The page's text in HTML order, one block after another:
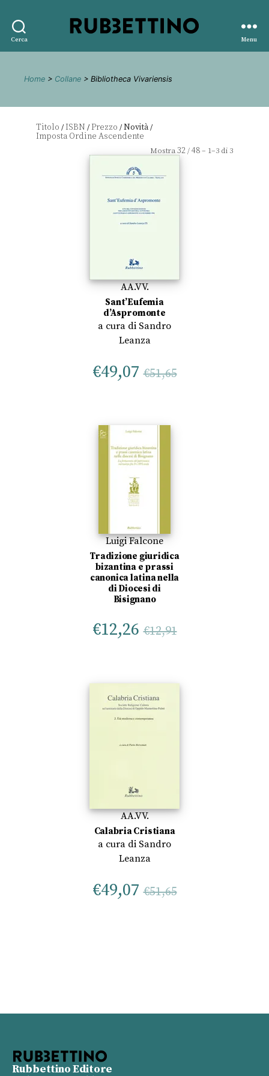
Cerca
editore
Menu
Home > Collane > Bibliotheca Vivariensis
Titolo /ISBN /Prezzo /Novità/
Mostra32/48– 1–3 di 3
AA.VV.
Sant’Eufemia
d’Aspromonte
a cura di Sandro
Leanza
€49,07 €51,65
Luigi Falcone
Tradizione giuridica
bizantina e prassi
canonica latina nella
di Diocesi di
Bisignano
€12,26 €12,91
AA.VV.
Calabria Cristiana
a cura di Sandro
Leanza
€49,07 €51,65
Rubbettino Editore